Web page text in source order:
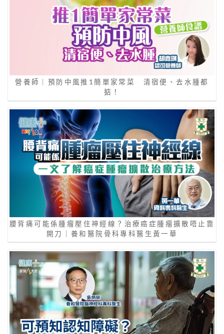
營養師｜預防中風推1簡單家常菜 清宿便、去水腫都
掂！
腰背痛可能係腫瘤壓住神經線？治療癌症腫瘤擴散唔止靠
開刀｜養和醫院骨科專科醫生黃一華